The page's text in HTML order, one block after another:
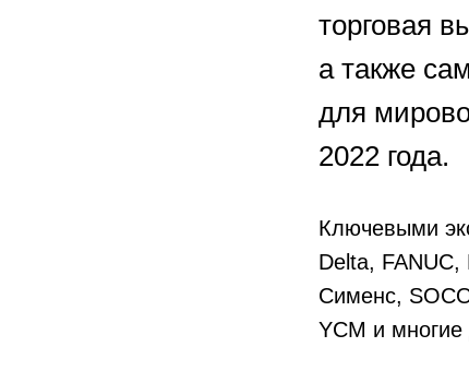
торговая
а также
для
2022 года.
Ключевыми
Delta,
Сименс,
YCM и многие